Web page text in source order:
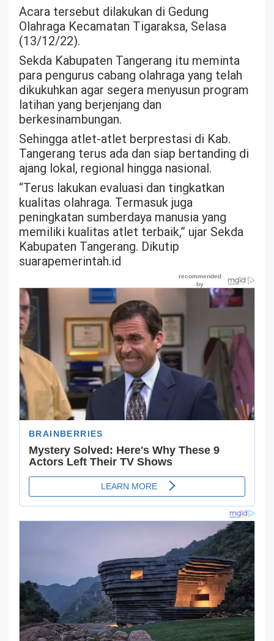
Acara tersebut dilakukan di Gedung
Olahraga Kecamatan Tigaraksa, Selasa
(13/12/22).
Sekda Kabupaten Tangerang itu meminta
para pengurus cabang olahraga yang telah
dikukuhkan agar segera menyusun program
latihan yang berjenjang dan
berkesinambungan.
Sehingga atlet-atlet berprestasi di Kab.
Tangerang terus ada dan siap bertanding di
ajang lokal, regional hingga nasional.
“Terus lakukan evaluasi dan tingkatkan
kualitas olahraga. Termasuk juga
peningkatan sumberdaya manusia yang
memiliki kualitas atlet terbaik,” ujar Sekda
Kabupaten Tangerang. Dikutip
suarapemerintah.id